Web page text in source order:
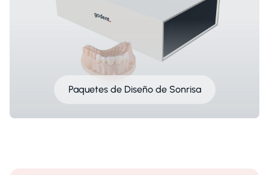
Paquetes de Diseño de Sonrisa